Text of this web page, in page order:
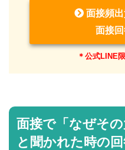
面接頻出
面接
＊公式LINE
面接で「なぜその
と聞かれた時の